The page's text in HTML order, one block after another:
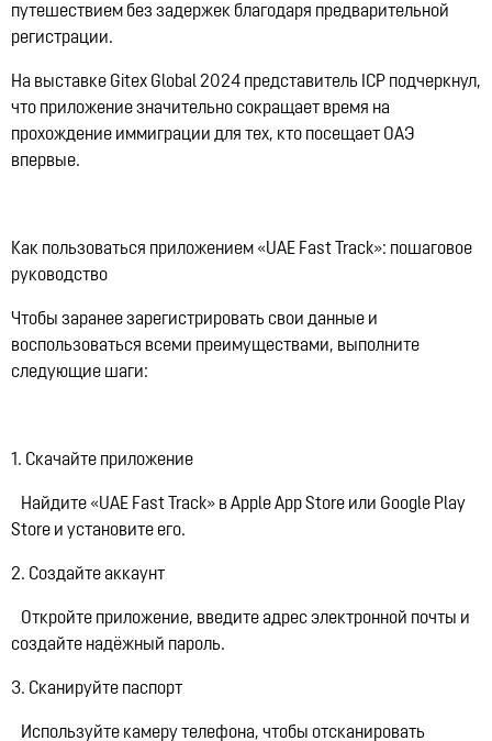
путешествием без задержек благодаря предварительной
регистрации.
На выставке Gitex Global 2024 представитель ICP подчеркнул,
что приложение значительно сокращает время на
прохождение иммиграции для тех, кто посещает ОАЭ
впервые.
Как пользоваться приложением «UAE Fast Track»: пошаговое
руководство
Чтобы заранее зарегистрировать свои данные и
воспользоваться всеми преимуществами, выполните
следующие шаги:
1. Скачайте приложение
Найдите «UAE Fast Track» в Apple App Store или Google Play
Store и установите его.
2. Создайте аккаунт
Откройте приложение, введите адрес электронной почты и
создайте надёжный пароль.
3. Сканируйте паспорт
Используйте камеру телефона, чтобы отсканировать